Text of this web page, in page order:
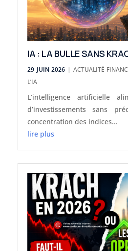
IA : LA BULLE SANS
29 JUIN 2026 | ACTUALITÉ
L’IA
L’intelligence artificielle
d’investissements sans
concentration des indices...
lire plus